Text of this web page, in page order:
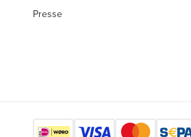
Presse